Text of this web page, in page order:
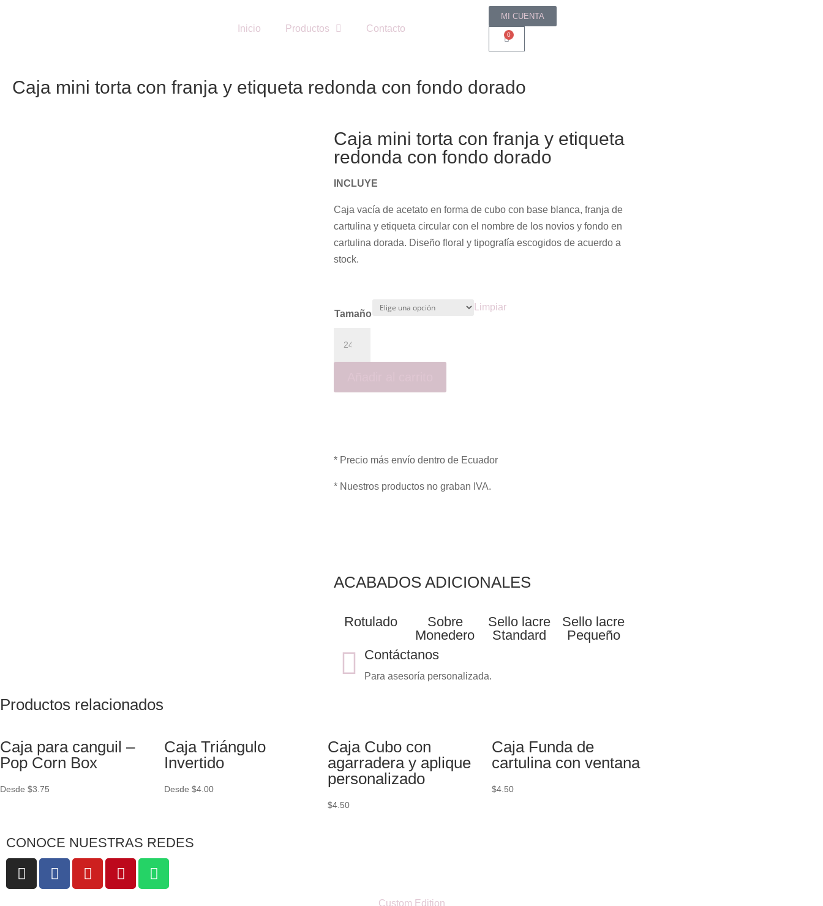
Inicio Productos Contacto
MI CUENTA
0
Caja mini torta con franja y etiqueta redonda con fondo dorado
Caja mini torta con franja y etiqueta
redonda con fondo dorado
INCLUYE
Caja vacía de acetato en forma de cubo con base blanca, franja de
cartulina y etiqueta circular con el nombre de los novios y fondo en
cartulina dorada. Diseño floral y tipografía escogidos de acuerdo a
stock.
Tamaño
Limpiar
* Precio más envío dentro de Ecuador
* Nuestros productos no graban IVA.
ACABADOS ADICIONALES
Rotulado
Sobre
Monedero
Sello lacre
Standard
Sello lacre
Pequeño
Contáctanos
Para asesoría personalizada.
Productos relacionados
Caja para canguil –
Pop Corn Box
Desde $3.75
Caja Triángulo
Invertido
Desde $4.00
Caja Cubo con
agarradera y aplique
personalizado
$4.50
Caja Funda de
cartulina con ventana
$4.50
CONOCE NUESTRAS REDES
Custom Edition